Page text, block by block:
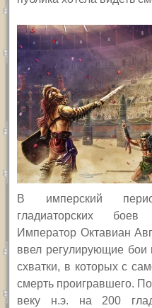
В имперский
гладиаторских боев
Император Октавиан
ввел регулирующие бои
схватки, в которых с
смерть проигравшего.
веку н.э. на 200